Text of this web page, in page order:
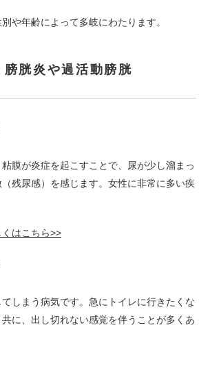
や年齢によって多岐にわたります。
膀胱炎や過活動膀胱
膜が炎症を起こすことで、尿が少し溜まっ
残尿感）を感じます。女性に非常に多い疾
はこちら>>
しまう病気です。急にトイレに行きたくな
に、出し切れない感覚を伴うことが多くあ